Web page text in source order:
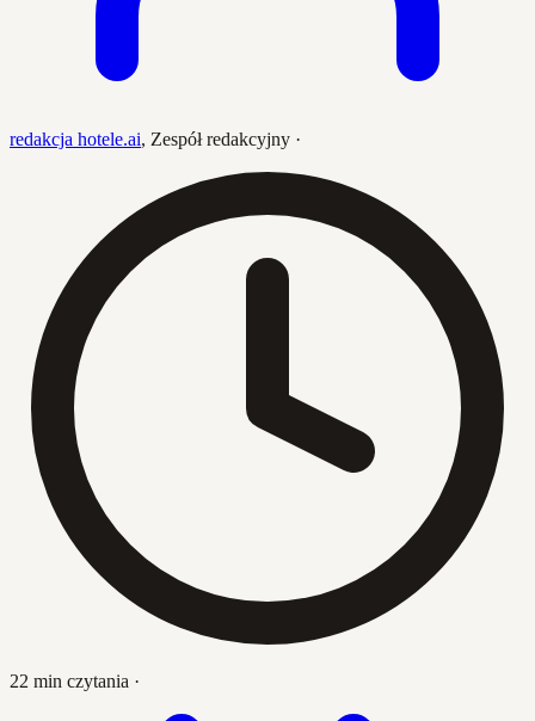
redakcja hotele.ai, Zespół redakcyjny ·
22 min czytania ·